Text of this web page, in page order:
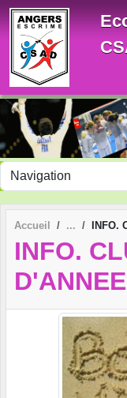
Accueil INFO.
INFO.
D'ANNEE
Panneau de gestion